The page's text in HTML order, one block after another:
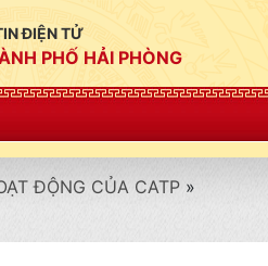
ĐIỆN TỬ
PHỐ HẢI PHÒNG
ĐỘNG CỦA CATP »